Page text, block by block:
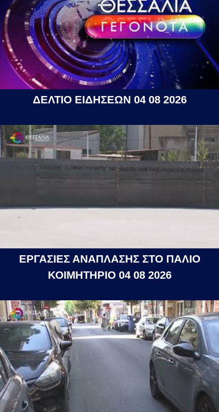
ΔΕΛΤΙΟ ΕΙΔΗΣΕΩΝ 04 08 2026
ΕΡΓΑΣΙΕΣ ΑΝΑΠΛΑΣΗΣ ΣΤΟ ΠΑΛΙΟ
ΚΟΙΜΗΤΗΡΙΟ 04 08 2026